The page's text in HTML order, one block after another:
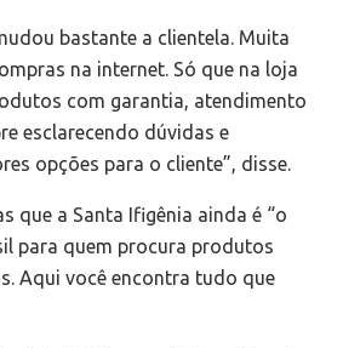
bastante a clientela. Muita
na internet. Só que na loja
com garantia, atendimento
esclarecendo dúvidas e
opções para o cliente”, disse.
que a Santa Ifigênia ainda é “o
para quem procura produtos
Aqui você encontra tudo que